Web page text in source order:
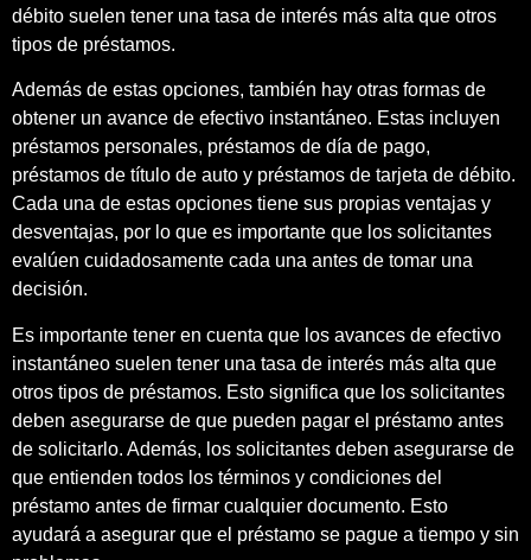
débito suelen tener una tasa de interés más alta que otros
tipos de préstamos.
Además de estas opciones, también hay otras formas de
obtener un avance de efectivo instantáneo. Estas incluyen
préstamos personales, préstamos de día de pago,
préstamos de título de auto y préstamos de tarjeta de débito.
Cada una de estas opciones tiene sus propias ventajas y
desventajas, por lo que es importante que los solicitantes
evalúen cuidadosamente cada una antes de tomar una
decisión.
Es importante tener en cuenta que los avances de efectivo
instantáneo suelen tener una tasa de interés más alta que
otros tipos de préstamos. Esto significa que los solicitantes
deben asegurarse de que pueden pagar el préstamo antes
de solicitarlo. Además, los solicitantes deben asegurarse de
que entienden todos los términos y condiciones del
préstamo antes de firmar cualquier documento. Esto
ayudará a asegurar que el préstamo se pague a tiempo y sin